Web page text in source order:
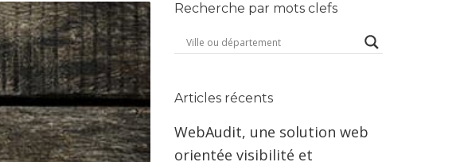
Recherche par mots clefs
Articles récents
WebAudit, une solution web
orientée visibilité et